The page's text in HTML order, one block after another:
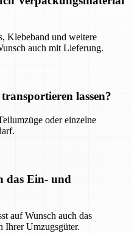
Klebeband und weitere
auch mit Lieferung.
lassen?
oder einzelne
das Ein- und
auf Wunsch auch das
Ihrer Umzugsgüter.